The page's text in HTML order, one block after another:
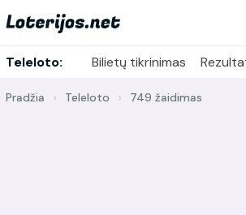
Teleloto: Bilietų tikrinimas
Pradžia Teleloto 749 žaidimas